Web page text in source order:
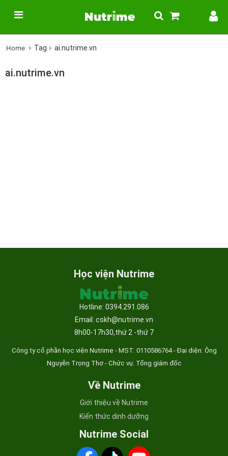
Home Tag ai.nutrime.vn
ai.nutrime.vn
Học viện Nutrime
Hotline: 0394.291.086
Email: cskh@nutrime.vn
8h00-17h30,thứ 2 -thứ 7
Công ty cổ phần học viện Nutrime - MST: 0110586764 - Đại diện: Ông
Nguyễn Trọng Thơ - Chức vụ: Tổng giám đốc
Về Nutrime
Giới thiệu về Nutrime
Kiến thức dinh dưỡng
Nutrime Social